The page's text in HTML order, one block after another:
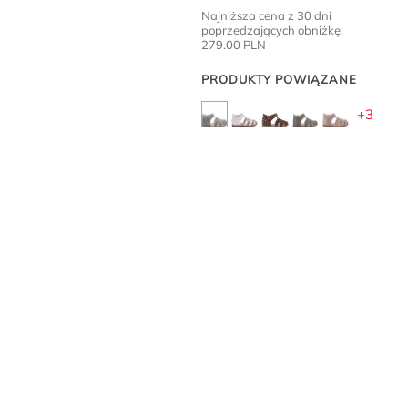
Najniższa cena z 30 dni
poprzedzających obniżkę:
279.00 PLN
PRODUKTY POWIĄZANE
+3